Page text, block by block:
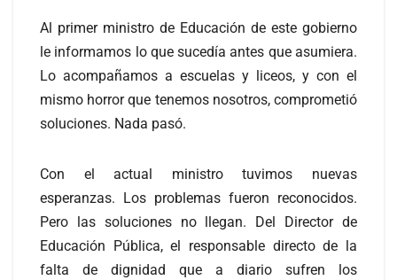
Al primer ministro de Educación de este gobierno
le informamos lo que sucedía antes que asumiera.
Lo acompañamos a escuelas y liceos, y con el
mismo horror que tenemos nosotros, comprometió
soluciones. Nada pasó.
Con el actual ministro tuvimos nuevas
esperanzas. Los problemas fueron reconocidos.
Pero las soluciones no llegan. Del Director de
Educación Pública, el responsable directo de la
falta de dignidad que a diario sufren los